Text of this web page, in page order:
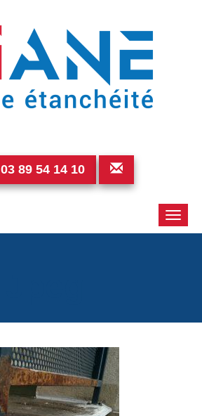
03 89 54 14 10
Toggle